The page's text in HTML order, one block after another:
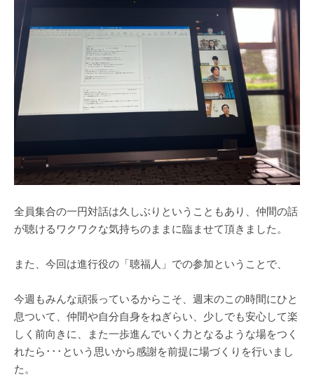
全員集合の一円対話は久しぶりということもあり、仲間の話
が聴けるワクワクな気持ちのままに臨ませて頂きました。
また、今回は進行役の「聴福人」での参加ということで、
今週もみんな頑張っているからこそ、週末のこの時間にひと
息ついて、仲間や自分自身をねぎらい、少しでも安心して楽
しく前向きに、また一歩進んでいく力となるような場をつく
れたら･･･という思いから感謝を前提に場づくりを行いまし
た。